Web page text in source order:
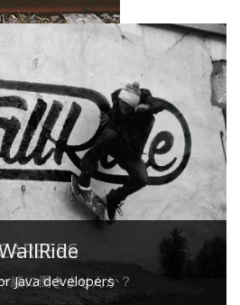
緒に働きませんか？
Java developers